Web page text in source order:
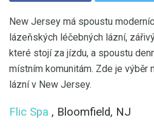
New Jersey má spoustu
lázeňských léčebných lázní,
které stojí za jízdu, a spoustu
místním komunitám. Zde je výběr
lázní v New Jersey.
Flic Spa , Bloomfield, NJ